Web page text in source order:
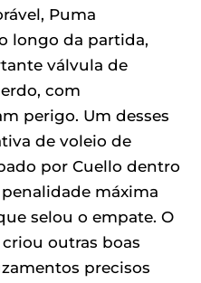
Puma
longo da partida,
válvula de
com
perigo. Um desses
de voleio de
por Cuello dentro
máxima
selou o empate. O
outras boas
precisos